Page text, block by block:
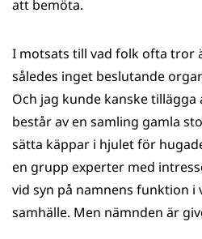
att bemöta.
I motsats till vad folk ofta tror
således inget beslutande
Och jag kunde kanske
består av en samling gamla
sätta käppar i hjulet för
en grupp experter med
vid syn på namnens funktion i
samhälle. Men nämnden är